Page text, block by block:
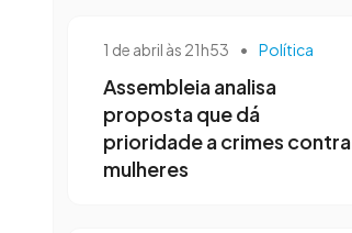
1 de abril às 21h53 • Política
Assembleia analisa
proposta que dá
prioridade a crimes contra
mulheres